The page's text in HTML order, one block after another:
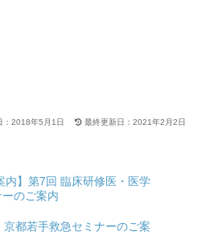
：2018年5月1日 最終更新日：2021年2月2日
内】第7回 臨床研修医・医学
のご案内
京都若手救急セミナーのご案